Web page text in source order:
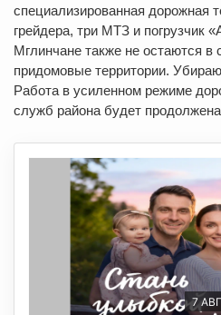
специализированная дорожная
грейдера, три МТЗ и погрузчик
Мглинчане также не остаются в
придомовые территории.
Работа в усиленном режиме
служб района будет
7